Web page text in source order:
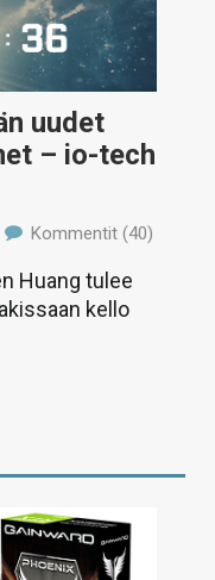
uudet
– io-tech
Kommentit (40)
Huang tulee
kello